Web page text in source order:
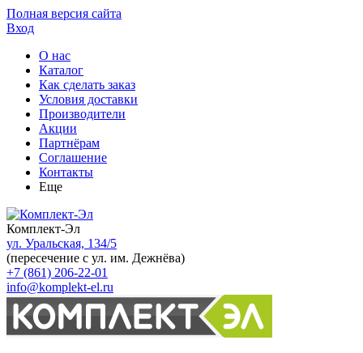
Полная версия сайта
Вход
О нас
Каталог
Как сделать заказ
Условия доставки
Производители
Акции
Партнёрам
Соглашение
Контакты
Еще
Комплект-Эл
ул. Уральская, 134/5
(пересечение с ул. им. Дежнёва)
+7 (861) 206-22-01
info@komplekt-el.ru